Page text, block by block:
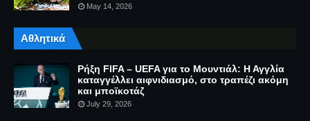
May 14, 2026
Αθλητικά
Ρήξη FIFA – UEFA για το Μουντιάλ: Η Αγγλία
καταγγέλλει αιφνιδιασμό, στο τραπέζι ακόμη
και μποϊκοτάζ
July 29, 2026